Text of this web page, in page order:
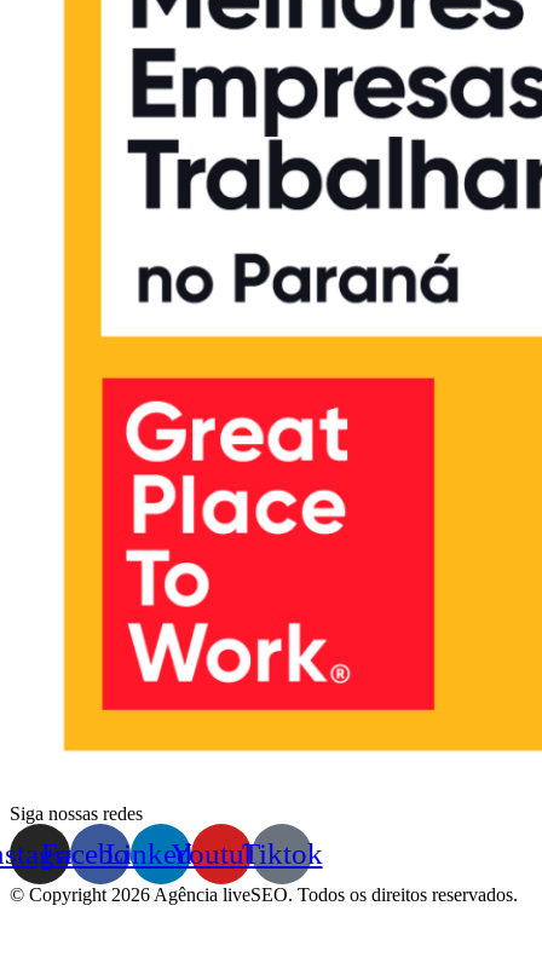
Siga nossas redes
FacebookLinkedinYoutubeTiktok
© Copyright 2026 Agência liveSEO. Todos os direitos reservados.